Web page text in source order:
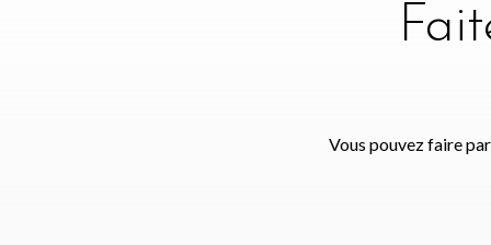
Vous pouvez faire